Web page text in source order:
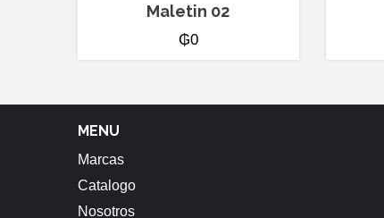
Maletin 02
₲0
MENU
Marcas
Catalogo
Nosotros